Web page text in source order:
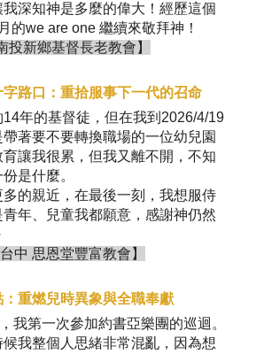
深知神是多麼的偉大！經歷這個
的we are one 繼續來敬拜神！
投新鄉基督長老教會】
路口：重拾服事下一代的召命
年的基督徒，但在我到2026/4/19
著要不要轉換職場的一位幼兒園
讓我很累，但我又離不開，不知
是什麼。
的親近，在最後一刻，我想服侍
年、兒童我都願意，感謝神仍然
台中 思恩堂豐富教會】
重燃兒時異象與全職奉獻
我第一次參加約書亞樂團的巡迴。
我整個人思緒非常混亂，因為想